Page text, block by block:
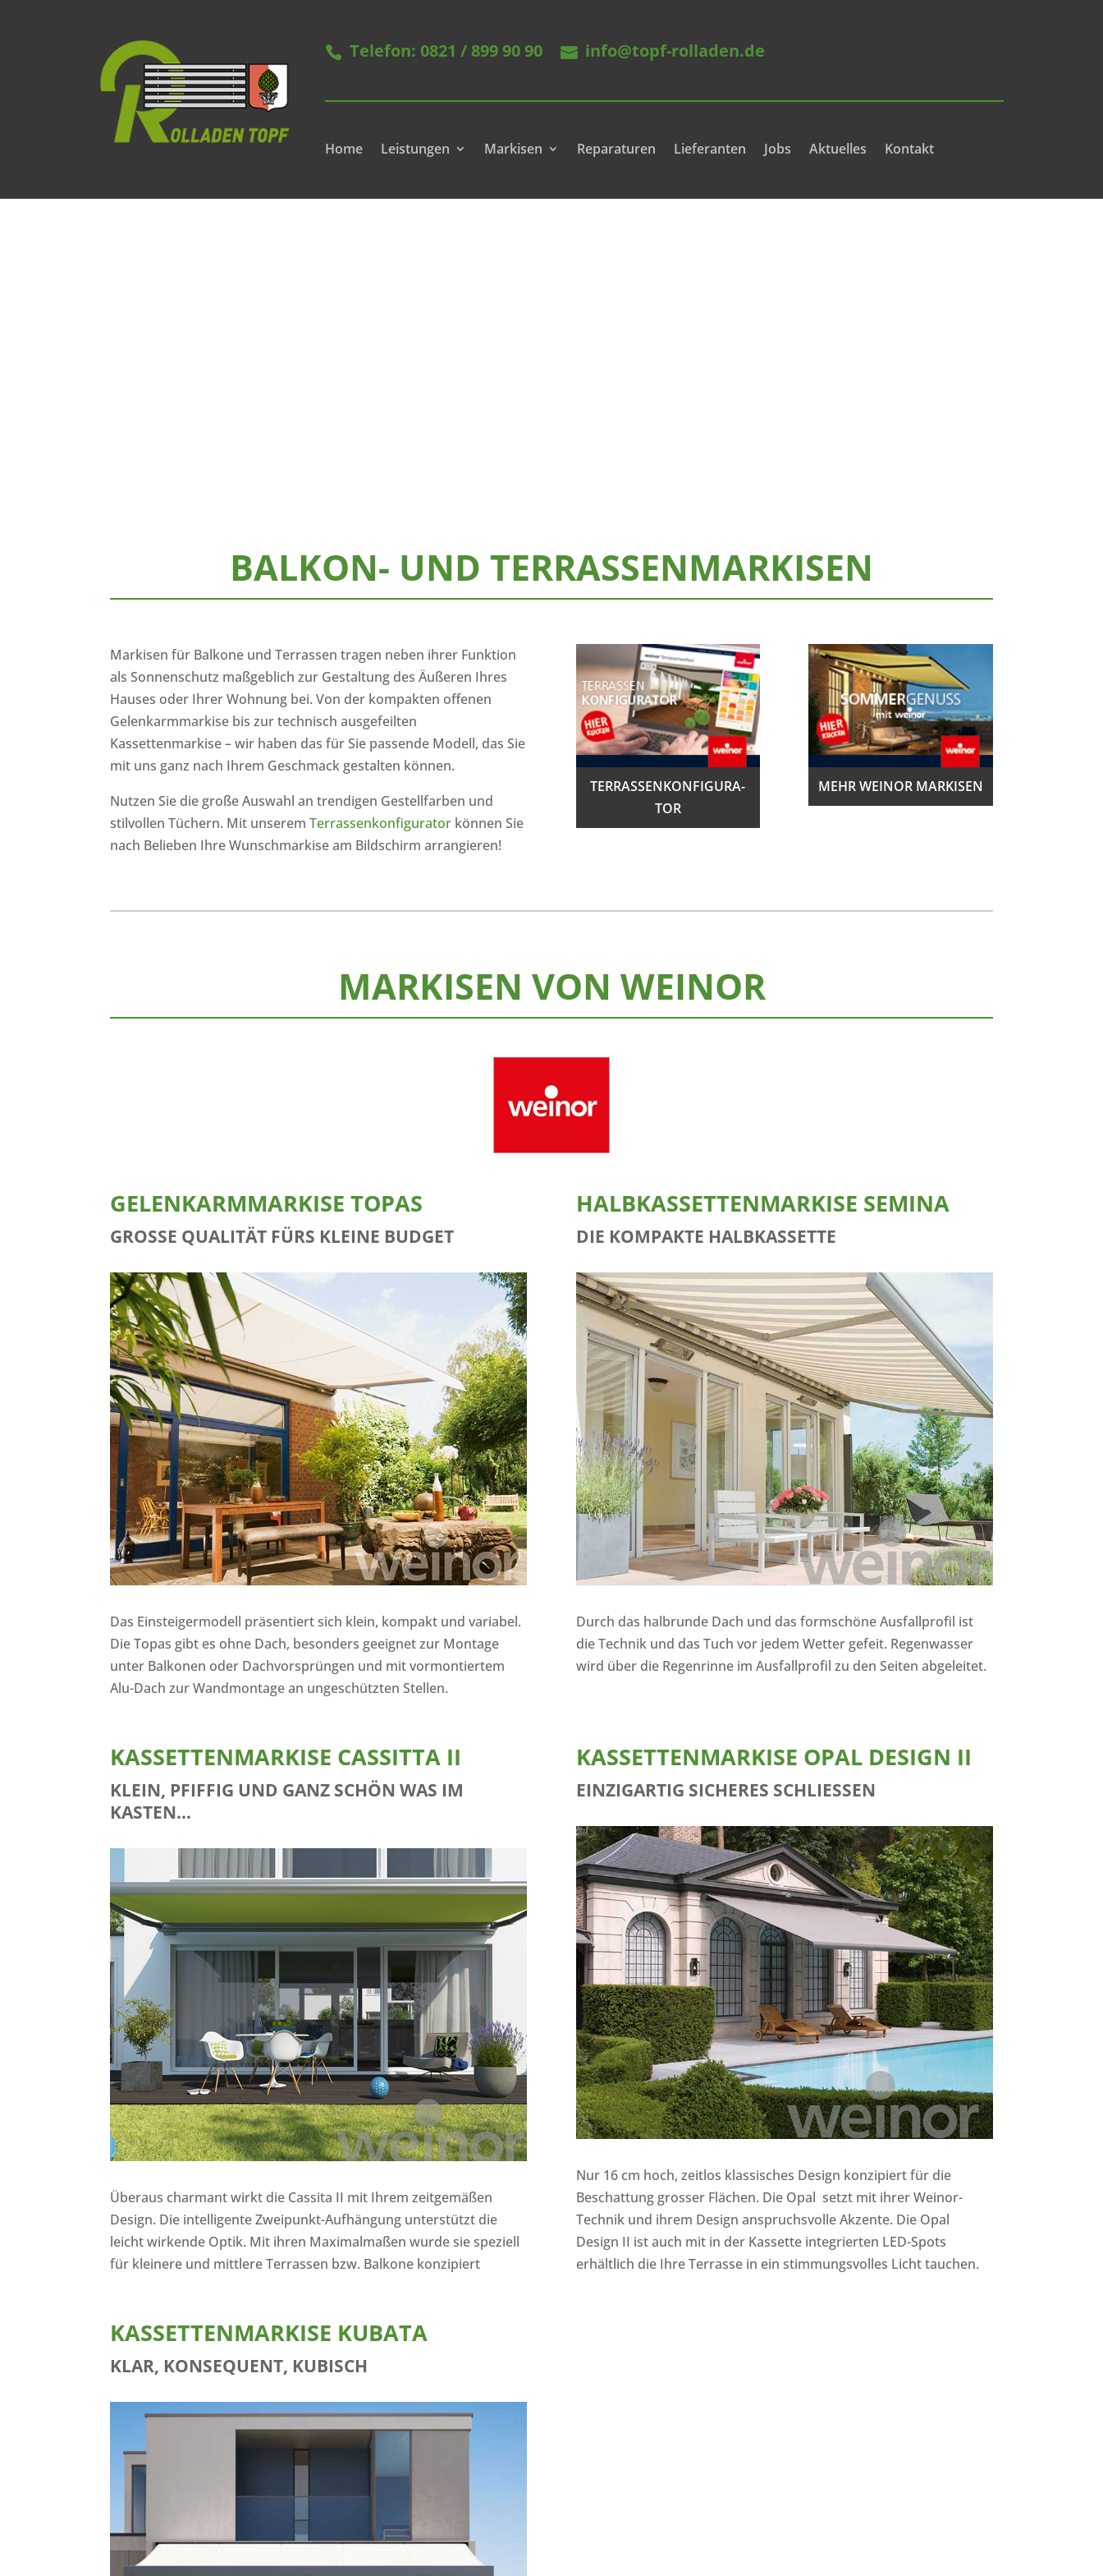
Telefon: 0821 / 899 90 90 info@topf-rolladen.de
Home Leistungen Markisen Reparaturen Lieferanten Jobs Aktuelles Kontakt
BALKON- UND TERRASSENMARKISEN
Markisen für Balkone und Terrassen tragen neben ihrer Funktion
als Sonnenschutz maßgeblich zur Gestaltung des Äußeren Ihres
Hauses oder Ihrer Wohnung bei. Von der kompakten offenen
Gelenkarmmarkise bis zur technisch ausgefeilten
Kassettenmarkise – wir haben das für Sie passende Modell, das Sie
mit uns ganz nach Ihrem Geschmack gestalten können.
Nutzen Sie die große Auswahl an trendigen Gestellfarben und
stilvollen Tüchern. Mit unseremTerrassenkonfigurator können Sie
nach Belieben Ihre Wunschmarkise am Bildschirm arrangieren!
TER­RAS­SEN­KON­FI­GU­RA­
TOR
MEHR WEINOR MARKISEN
MARKISEN VON WEINOR
GELENKARMMARKISE TOPAS
GROSSE QUALITÄT FÜRS KLEINE BUDGET
Das Einsteigermodell präsentiert sich klein, kompakt und variabel.
Die Topas gibt es ohne Dach, besonders geeignet zur Montage
unter Balkonen oder Dachvorsprüngen und mit vormontiertem
Alu-Dach zur Wandmontage an ungeschützten Stellen.
HALBKASSETTENMARKISE SEMINA
DIE KOMPAKTE HALBKASSETTE
Durch das halbrunde Dach und das formschöne Ausfallprofil ist
die Technik und das Tuch vor jedem Wetter gefeit. Regenwasser
wird über die Regenrinne im Ausfallprofil zu den Seiten abgeleitet.
KASSETTENMARKISE CASSITTA II
KLEIN, PFIFFIG UND GANZ SCHÖN WAS IM
KASTEN…
Überaus charmant wirkt die Cassita II mit Ihrem zeitgemäßen
Design. Die intelligente Zweipunkt-Aufhängung unterstützt die
leicht wirkende Optik. Mit ihren Maximalmaßen wurde sie speziell
für kleinere und mittlere Terrassen bzw. Balkone konzipiert
KASSETTENMARKISE OPAL DESIGN II
EINZIGARTIG SICHERES SCHLIESSEN
Nur 16 cm hoch, zeitlos klassisches Design konzipiert für die
Beschattung grosser Flächen. Die Opal setzt mit ihrer Weinor-
Technik und ihrem Design anspruchsvolle Akzente. Die Opal
Design II ist auch mit in der Kassette integrierten LED-Spots
erhältlich die Ihre Terrasse in ein stimmungsvolles Licht tauchen.
KASSETTENMARKISE KUBATA
KLAR, KONSEQUENT, KUBISCH